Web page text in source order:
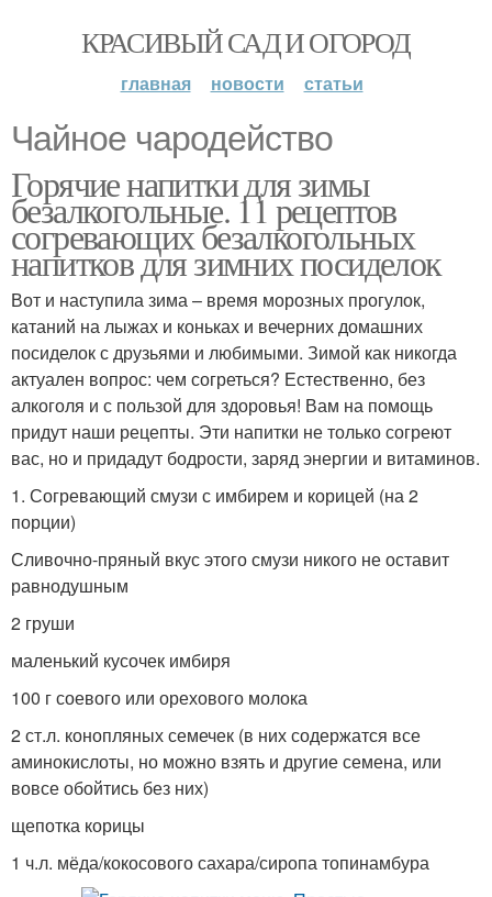
КРАСИВЫЙ САД И ОГОРОД
главная новости статьи
Чайное чародейство
Горячие напитки для зимы
безалкогольные. 11 рецептов
согревающих безалкогольных
напитков для зимних посиделок
Вот и наступила зима – время морозных прогулок,
катаний на лыжах и коньках и вечерних домашних
посиделок с друзьями и любимыми. Зимой как никогда
актуален вопрос: чем согреться? Естественно, без
алкоголя и с пользой для здоровья! Вам на помощь
придут наши рецепты. Эти напитки не только согреют
вас, но и придадут бодрости, заряд энергии и витаминов.
1. Согревающий смузи с имбирем и корицей (на 2
порции)
Сливочно-пряный вкус этого смузи никого не оставит
равнодушным
2 груши
маленький кусочек имбиря
100 г соевого или орехового молока
2 ст.л. конопляных семечек (в них содержатся все
аминокислоты, но можно взять и другие семена, или
вовсе обойтись без них)
щепотка корицы
1 ч.л. мёда/кокосового сахара/сиропа топинамбура